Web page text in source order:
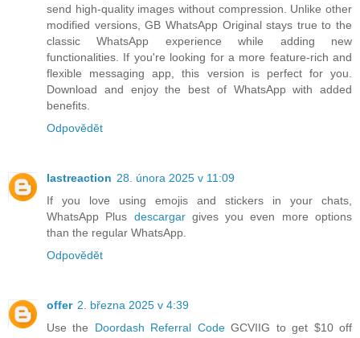
send high-quality images without compression. Unlike other
modified versions, GB WhatsApp Original stays true to the
classic WhatsApp experience while adding new
functionalities. If you're looking for a more feature-rich and
flexible messaging app, this version is perfect for you.
Download and enjoy the best of WhatsApp with added
benefits.
Odpovědět
lastreaction 28. února 2025 v 11:09
If you love using emojis and stickers in your chats,
WhatsApp Plus descargargives you even more options
than the regular WhatsApp.
Odpovědět
offer 2. března 2025 v 4:39
Use the Doordash Referral CodeGCVIIG to get $10 off